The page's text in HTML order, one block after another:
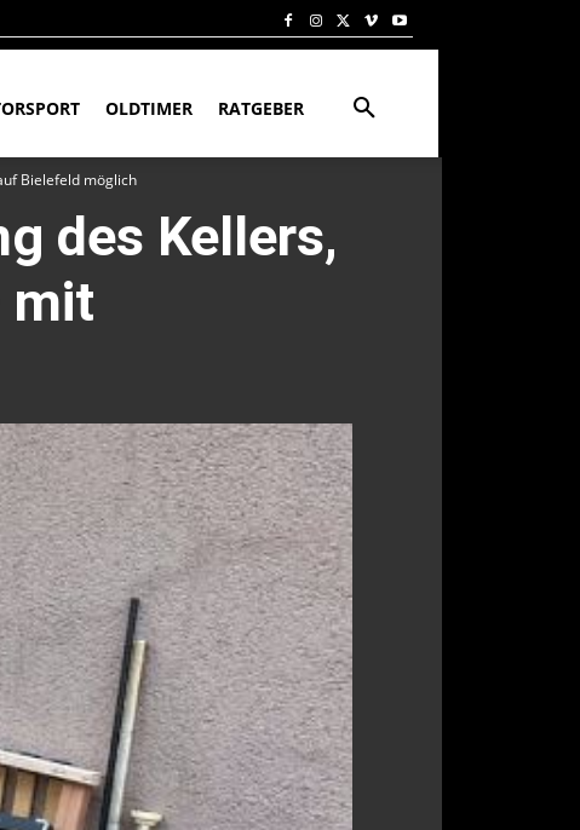
OLDTIMER RATGEBER
Bielefeld möglich
des Kellers,
mit